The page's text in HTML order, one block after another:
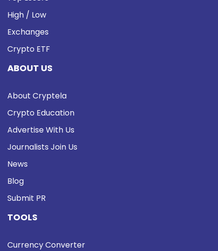
High / Low
Exchanges
Crypto ETF
ABOUT US
About Cryptela
Crypto Education
Advertise With Us
Journalists Join Us
News
Blog
Submit PR
TOOLS
Currency Converter